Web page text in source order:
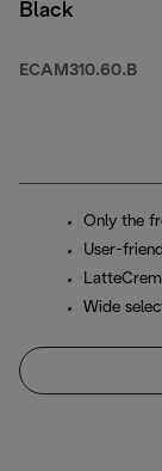
Black
ECAM310.60.B
Only the
User-
Wide